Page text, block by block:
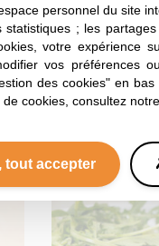
personnel du site
statistiques ; les
votre expérience
vos préférences
des cookies" en
cookies, consultez notre
tout accepter
Vous
Nos